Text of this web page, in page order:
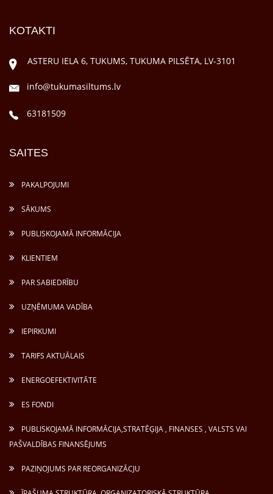
KOTAKTI
ASTERU IELA 6, TUKUMS, TUKUMA PILSĒTA, LV-3101
info@tukumasiltums.lv
63181509
SAITES
PAKALPOJUMI
SĀKUMS
PUBLISKOJAMĀ INFORMĀCIJA
KLIENTIEM
PAR SABIEDRĪBU
UZŅĒMUMA VADĪBA
IEPIRKUMI
TARIFS AKTUĀLAIS
ENERGOEFEKTIVITĀTE
ES FONDI
PUBLISKOJAMĀ INFORMĀCIJA,STRATĒĢIJA , FINANSES , VALSTS VAI
PAŠVALDĪBAS FINANSĒJUMS
PAZIŅOJUMS PAR REORGANIZĀCJU